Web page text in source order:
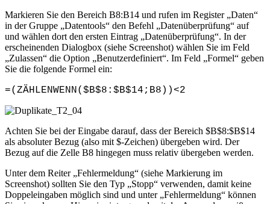
Markieren Sie den Bereich B8:B14 und rufen im Register „Daten“
in der Gruppe „Datentools“ den Befehl „Datenüberprüfung“ auf
und wählen dort den ersten Eintrag „Datenüberprüfung“. In der
erscheinenden Dialogbox (siehe Screenshot) wählen Sie im Feld
„Zulassen“ die Option „Benutzerdefiniert“. Im Feld „Formel“ geben
Sie die folgende Formel ein:
=(ZÄHLENWENN($B$8:$B$14;B8))<2
Achten Sie bei der Eingabe darauf, dass der Bereich $B$8:$B$14
als absoluter Bezug (also mit $-Zeichen) übergeben wird. Der
Bezug auf die Zelle B8 hingegen muss relativ übergeben werden.
Unter dem Reiter „Fehlermeldung“ (siehe Markierung im
Screenshot) sollten Sie den Typ „Stopp“ verwenden, damit keine
Doppeleingaben möglich sind und unter „Fehlermeldung“ können